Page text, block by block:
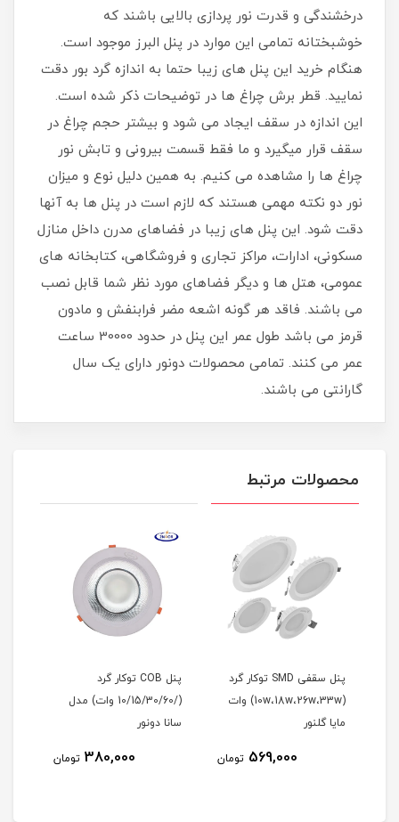
درخشندگی و قدرت نور پردازی بالایی باشند که
خوشبختانه تمامی این موارد در پنل البرز موجود است.
هنگام خرید این پنل های زیبا حتما به اندازه گرد بور دقت
نمایید. قطر برش چراغ ها در توضیحات ذکر شده است.
این اندازه در سقف ایجاد می شود و بیشتر حجم چراغ در
سقف قرار میگیرد و ما فقط قسمت بیرونی و تابش نور
چراغ ها را مشاهده می کنیم. به همین دلیل نوع و میزان
نور دو نکته مهمی هستند که لازم است در پنل ها به آنها
دقت شود. این پنل های زیبا در فضاهای مدرن داخل منازل
مسکونی، ادارات، مراکز تجاری و فروشگاهی، کتابخانه های
عمومی، هتل ها و دیگر فضاهای مورد نظر شما قابل نصب
می باشند. فاقد هر گونه اشعه مضر فرابنفش و مادون
قرمز می باشد طول عمر این پنل در حدود 30000 ساعت
عمر می کنند. تمامی محصولات دونور دارای یک سال
گارانتی می باشند.
محصولات مرتبط
پنل سقفی SMD توکار گرد
(10w،18w،26w،33w) وات
مایا گلنور
569,000 تومان
پنل COB توکار گرد
(/10/15/30/60 وات) مدل
سانا دونور
380,000 تومان